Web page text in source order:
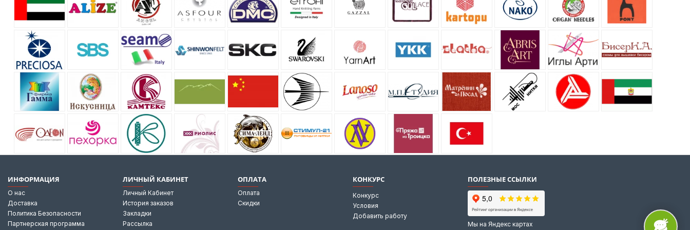
ИНФОРМАЦИЯ
О нас
Доставка
Политика Безопасности
Партнерская программа
ЛИЧНЫЙ КАБИНЕТ
Личный Кабинет
История заказов
Закладки
Рассылка
ОПЛАТА
Оплата
Скидки
КОНКУРС
Конкурс
Условия
Добавить работу
ПОЛЕЗНЫЕ ССЫЛКИ
Мы на Яндекс картах